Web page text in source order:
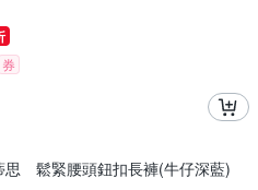
券
思 鬆緊腰頭鈕扣長褲(牛仔深藍)